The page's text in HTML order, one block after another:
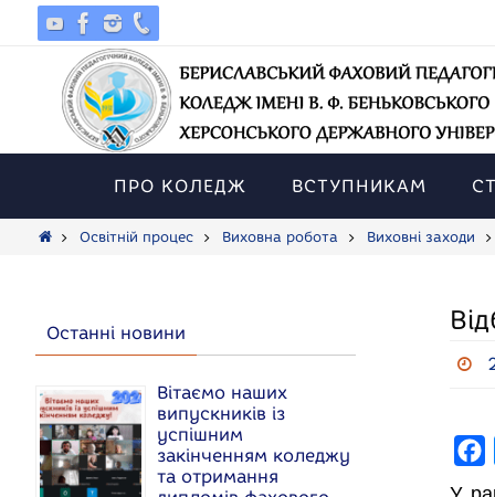
ПРО КОЛЕДЖ ВСТУПНИКАМ
HomeОсвітній процес Виховна робота Виховні заходи
Останні новини
Вітаємо наших
випускників із
успішним
закінченням коледжу
та отримання